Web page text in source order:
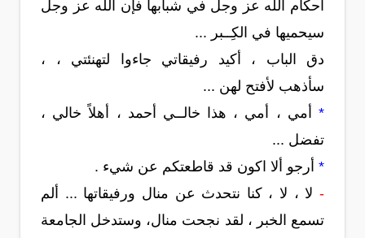
أحكام الله عز وجل في شبابها فإن الله عز وجل
سيحميها في الكِــبر ...
دق الباب ، أكيد رفيقاتي جاءوا لتهنئتي ، ،
سأذهب لأفتح لهن ...
*
أمي ، أمي ، هذا خالــي أحمد ، أهلاً خالي ،
تفضل ...
* أرجو ألا اكون قد قاطعتكم عن شيء .
- لا ، لا ، كنا نتحدث عن منال ورفيقاتها ... ألم
تسمع الخبر ، لقد نجحت منال، وستدخل الجامعة